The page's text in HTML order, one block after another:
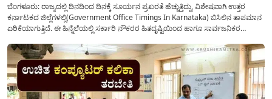
ಬೆಂಗಳೂರು: ರಾಜ್ಯದಲ್ಲಿ ದಿನದಿಂದ ದಿನಕ್ಕೆ ಸೂರ್ಯನ ಪ್ರಖರತೆ ಹೆಚ್ಚುತ್ತಿದ್ದು, ವಿಶೇಷವಾಗಿ ಉತ್ತರ
ಕರ್ನಾಟಕದ ಜಿಲ್ಲೆಗಳಲ್ಲಿ(Government Office Timings In Karnataka) ಬಿಸಿಲಿನ ತಾಪಮಾನ
ಏರಿಕೆಯಾಗುತ್ತಿದೆ. ಈ ಹಿನ್ನೆಲೆಯಲ್ಲಿ ಸರ್ಕಾರಿ ನೌಕರರ ಹಿತದೃಷ್ಟಿಯಿಂದ ಹಾಗೂ ಸಾರ್ವಜನಿಕರ
ಮತ್ತು ಕಲ್ಯಾಣ ಕರ್ನಾಟಕದ ಒಟ್ಟು 9 ಜಿಲ್ಲೆಗಳಲ್ಲಿ ಏಪ್ರಿಲ್...